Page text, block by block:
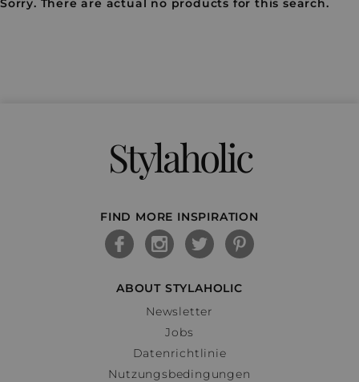
Stylaholic
FIND MORE INSPIRATION
ABOUT STYLAHOLIC
Newsletter
Jobs
Datenrichtlinie
Nutzungsbedingungen